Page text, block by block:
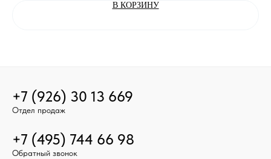
В КОРЗИНУ
+7 (495) 744 66 98
+7 (926) 30 13 669
Отдел продаж
Обратный звонок